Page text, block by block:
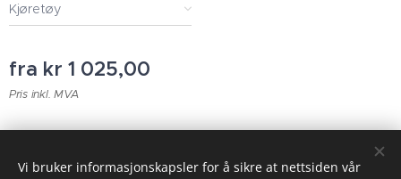
Kjøretøy
fra kr 1 025,00
Pris inkl. MVA
© 2023 Alle rettigheter forbeholdt
Vi bruker informasjonskapsler for å sikre at nettsiden vår